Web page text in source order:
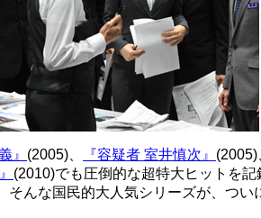
』 (2005)、 『容疑者 室井慎次』 (2005)
(2010)でも圧倒的な超特大ヒットを記
そんな国民的大人気シリーズが、つい